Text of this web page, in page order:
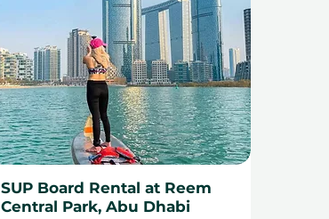
SUP Board Rental at Reem
Central Park, Abu Dhabi